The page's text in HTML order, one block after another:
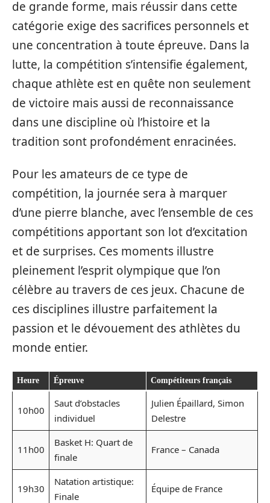
de grande forme, mais réussir dans cette
catégorie exige des sacrifices personnels et
une concentration à toute épreuve. Dans la
lutte, la compétition s’intensifie également,
chaque athlète est en quête non seulement
de victoire mais aussi de reconnaissance
dans une discipline où l’histoire et la
tradition sont profondément enracinées.
Pour les amateurs de ce type de
compétition, la journée sera à marquer
d’une pierre blanche, avec l’ensemble de ces
compétitions apportant son lot d’excitation
et de surprises. Ces moments illustre
pleinement l’esprit olympique que l’on
célèbre au travers de ces jeux. Chacune de
ces disciplines illustre parfaitement la
passion et le dévouement des athlètes du
monde entier.
Heure Épreuve Compétiteurs français
10h00
Saut d’obstacles
individuel
Julien Épaillard, Simon
Delestre
11h00
Basket H: Quart de
finale
France – Canada
19h30
Natation artistique:
Finale
Équipe de France